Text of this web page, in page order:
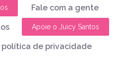
Fale com a gente
Apoie o Juicy Santos
política de privacidade